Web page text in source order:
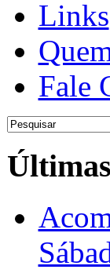
Links
Fale